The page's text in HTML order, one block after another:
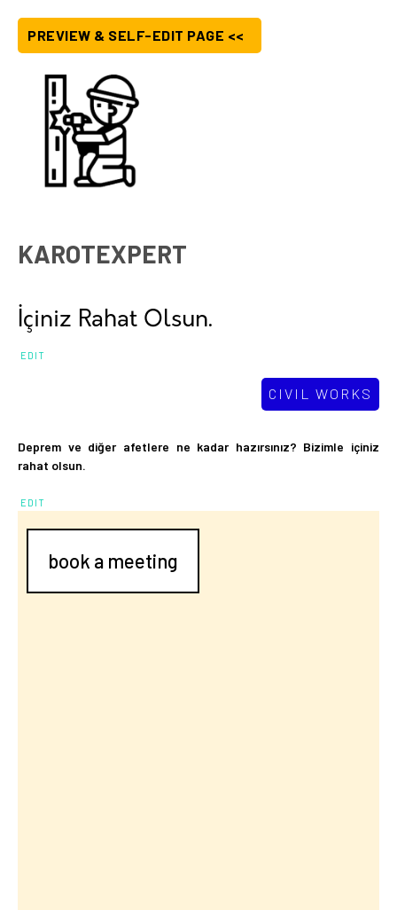
PREVIEW & SELF-EDIT PAGE <<
KAROTEXPERT
İçiniz Rahat Olsun.
EDIT
CIVIL WORKS
Deprem ve diğer afetlere ne kadar hazırsınız? Bizimle içiniz
rahat olsun.
EDIT
book a meeting